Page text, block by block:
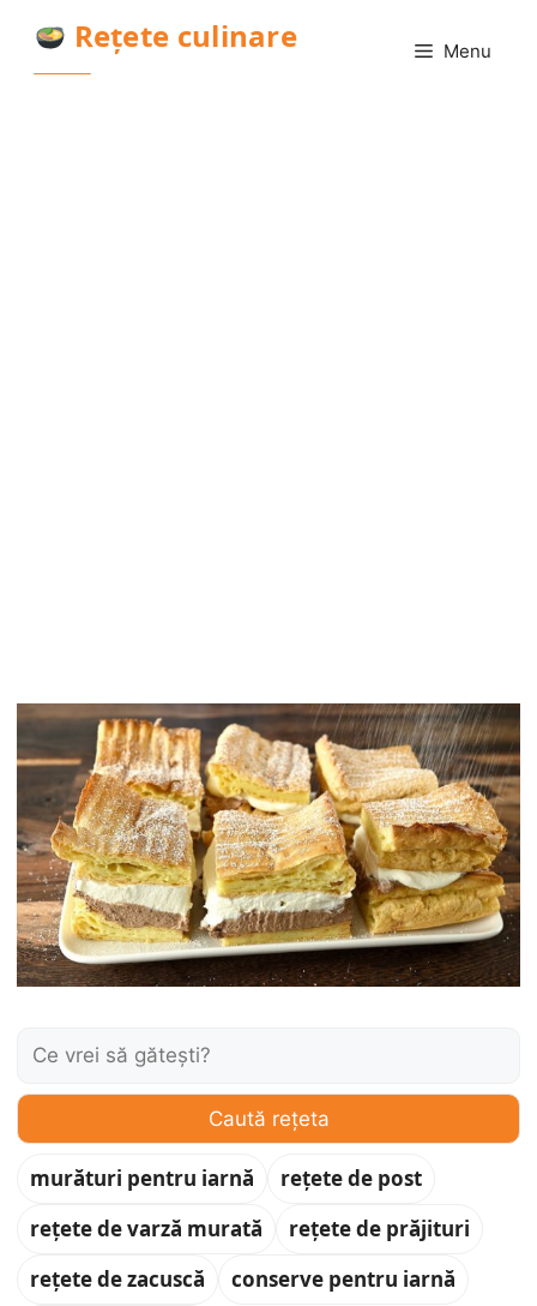
conținut
Rețete culinare Menu
Caută:
Caută rețeta
murături pentru iarnă
rețete de post
rețete de varză murată
rețete de prăjituri
rețete de zacuscă
conserve pentru iarnă